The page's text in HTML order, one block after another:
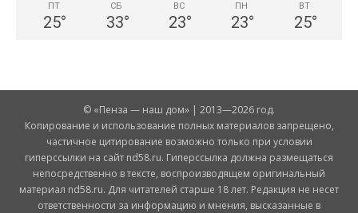
ПТ
25°
СБ
33°
ВС
23°
ПН
23°
ВТ
25°
© «Пенза — наш дом» | 2013—2026 год.
Копирование и использование полных материалов запрещено,
частичное цитирование возможно только при условии
гиперссылки на сайт nd58.ru. Гиперссылка должна размещаться
непосредственно в тексте, воспроизводящем оригинальный
материал nd58.ru. Для читателей старше 18 лет. Редакция не несет
ответственности за информацию и мнения, высказанные в